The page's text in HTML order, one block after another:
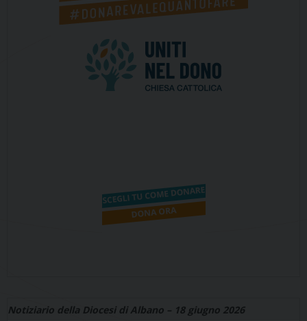
Notiziario della Diocesi di Albano – 18 giugno 2026